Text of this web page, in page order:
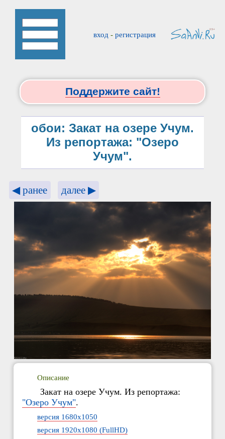
вход - регистрация
Поддержите сайт!
обои: Закат на озере Учум.
Из репортажа: "Озеро
Учум".
◀ ранее далее ▶
Описание
Закат на озере Учум. Из репортажа:
"Озеро Учум".
версия 1680x1050
версия 1920x1080 (FullHD)